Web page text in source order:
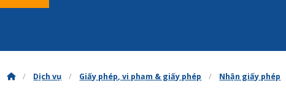
Dịch vụ Giấy phép, vi phạm & giấy phép Nhận giấy phép